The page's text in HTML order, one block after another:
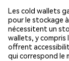
Les cold wallets
pour le stockage
nécessitent un
wallets, y compris
offrent
qui correspond le